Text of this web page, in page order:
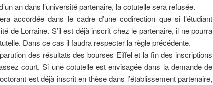
an dans l’université partenaire, la cotutelle sera refusée.
accordée dans le cadre d’une codirection que si l’étudiant
de Lorraine. S’il est déjà inscrit chez le partenaire, il ne pourra
Dans ce cas il faudra respecter la règle précédente.
des résultats des bourses Eiffel et la fin des inscriptions
court. Si une cotutelle est envisagée dans la demande de
est déjà inscrit en thèse dans l’établissement partenaire,